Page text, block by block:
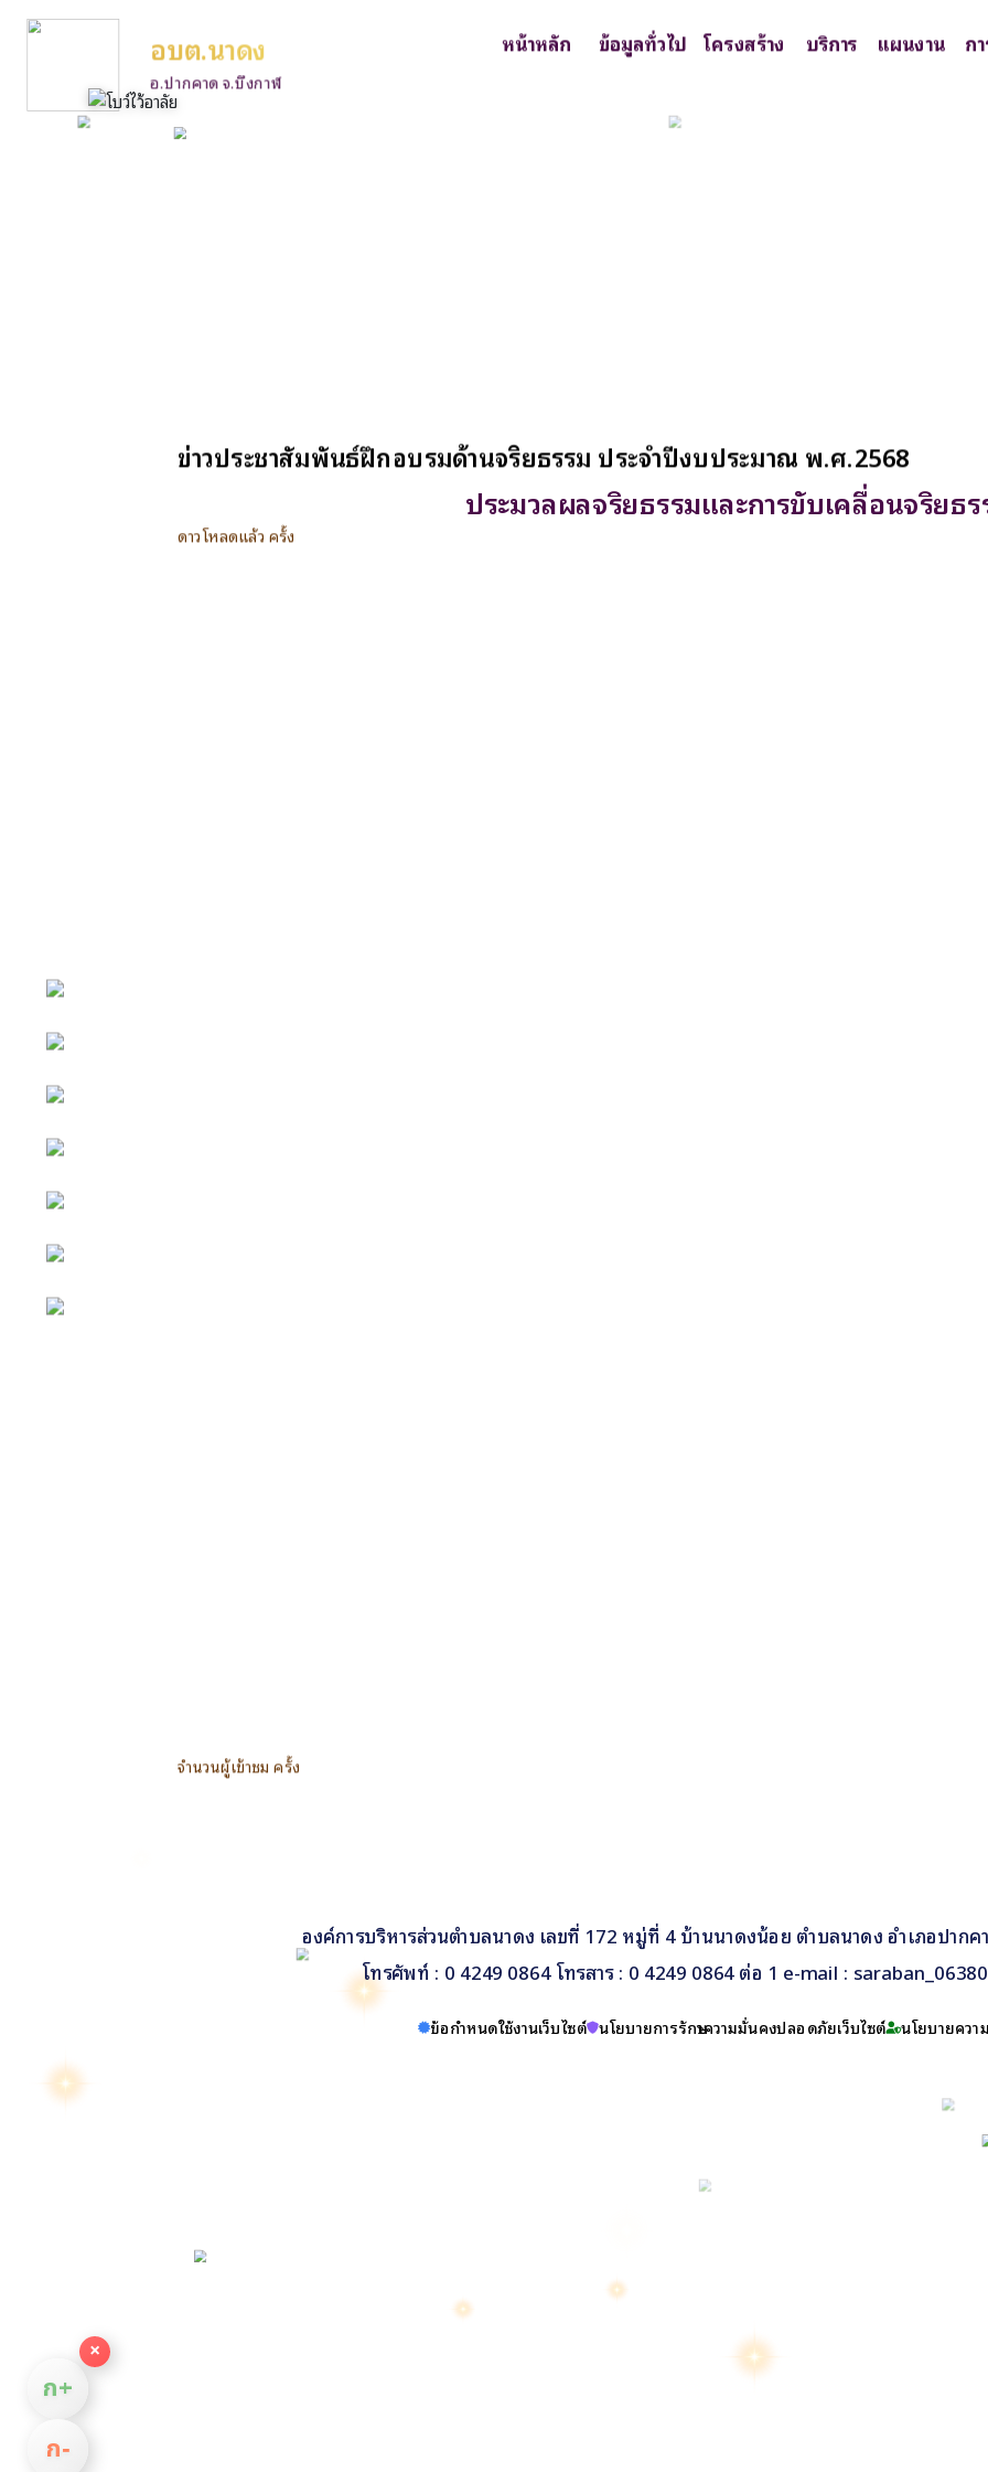
อบต.นาดง
อ.ปากคาด จ.บึงกาฬ
หน้าหลัก ข้อมูลทั่วไป โครงสร้าง บริการ แผนงาน ก
ประมวลผลจริยธรรมและการขับเคลื่อนจริยธ
ข่าวประชาสัมพันธ์ฝึกอบรมด้านจริยธรรม ประจำปีงบประมาณ พ.ศ.2568
ดาวโหลดแล้ว ครั้ง
จำนวนผู้เข้าชม ครั้ง
องค์การบริหารส่วนตำบลนาดง เลขที่ 172 หมู่ที่ 4 บ้านนาดงน้อย ตำบลนาดง อำเภอปาก
โทรศัพท์ : 0 4249 0864 โทรสาร : 0 4249 0864 ต่อ 1 e-mail :
ข้อกำหนดใช้งานเว็บไซต์ นโยบายการรักษาความมั่นคงปลอดภัยเว็บไซต์ นโยบายควา
×
ก+
ก−